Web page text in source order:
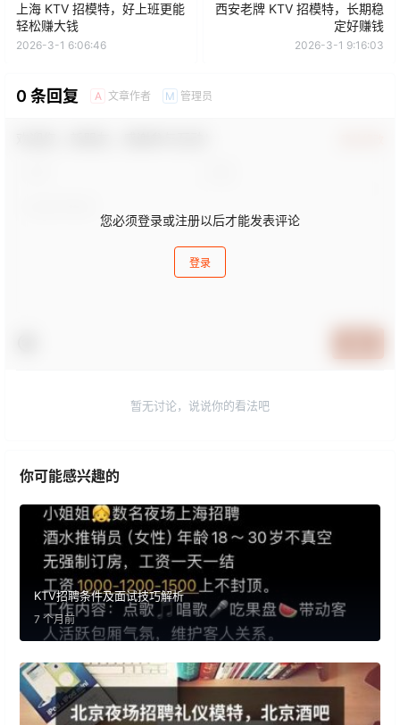
上海 KTV 招模特，好上班更能
轻松赚大钱
2026-3-1 6:06:46
西安老牌 KTV 招模特，长期稳
定好赚钱​
2026-3-1 9:16:03
0 条回复 A 文章作者 M 管理员
您必须登录或注册以后才能发表评论
登录
暂无讨论，说说你的看法吧
你可能感兴趣的
KTV招聘条件及面试技巧解析
7 个月前